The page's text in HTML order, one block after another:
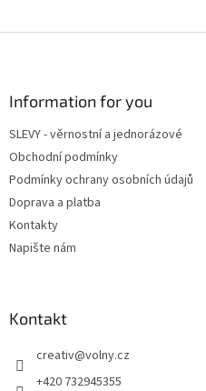
Information for you
SLEVY - věrnostní a jednorázové
Obchodní podmínky
Podmínky ochrany osobních údajů
Doprava a platba
Kontakty
Napište nám
Kontakt
creativ@volny.cz
+420 732945355